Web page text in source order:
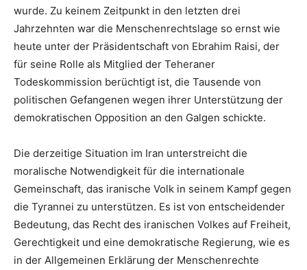
wurde. Zu keinem Zeitpunkt in den letzten drei
Jahrzehnten war die Menschenrechtslage so ernst wie
heute unter der Präsidentschaft von Ebrahim Raisi, der
für seine Rolle als Mitglied der Teheraner
Todeskommission berüchtigt ist, die Tausende von
politischen Gefangenen wegen ihrer Unterstützung der
demokratischen Opposition an den Galgen schickte.
Die derzeitige Situation im Iran unterstreicht die
moralische Notwendigkeit für die internationale
Gemeinschaft, das iranische Volk in seinem Kampf gegen
die Tyrannei zu unterstützen. Es ist von entscheidender
Bedeutung, das Recht des iranischen Volkes auf Freiheit,
Gerechtigkeit und eine demokratische Regierung, wie es
in der Allgemeinen Erklärung der Menschenrechte